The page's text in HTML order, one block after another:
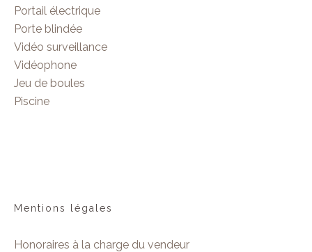
Portail électrique
Porte blindée
Vidéo surveillance
Vidéophone
Jeu de boules
Piscine
Mentions légales
Honoraires à la charge du vendeur